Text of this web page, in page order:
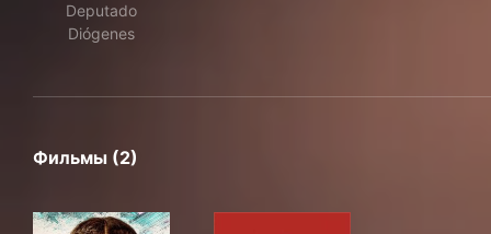
Deputado
Diógenes
Фильмы (2)